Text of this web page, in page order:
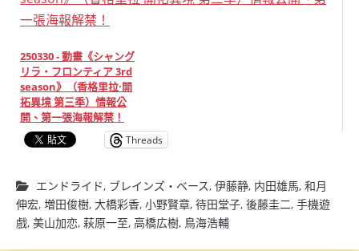
250330 - 動畫《シャング
リラ・フロンティア 3rd
season》（香格里拉·開
拓異境 第三季）情報公
開、第一張海報解禁！
Threads
エンドライド, ブレインズ・ベース, 伊藤静, 内田雄馬, 和月
伸宏, 増田俊樹, 大橋彩香, 小野賢章, 待田堂子, 後藤圭二, 手機遊
戲, 美山加恋, 萩原一至, 高橋広樹, 鳥海浩輔